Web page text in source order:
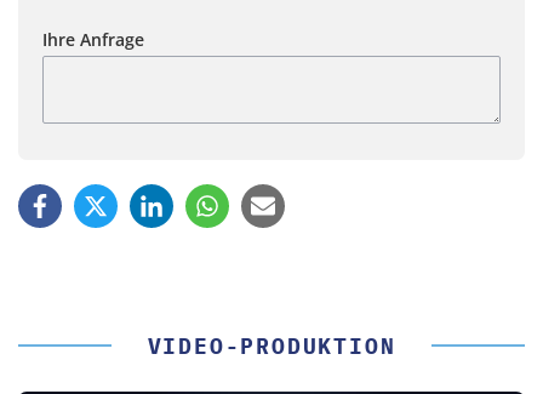
Ihre Anfrage
VIDEO-PRODUKTION